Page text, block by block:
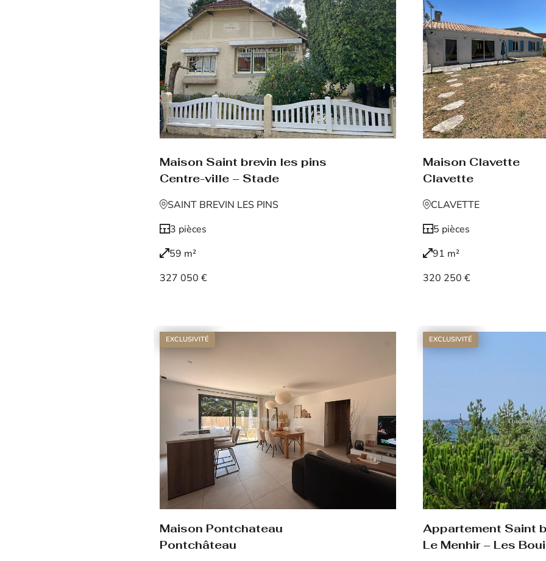
Maison Saint brevin les pins
Centre-ville – Stade
SAINT BREVIN LES PINS
3 pièces
59 m²
327 050 €
Maison Clavette
Clavette
CLAVETTE
5 pièces
91 m²
320 250 €
EXCLUSIVITÉ
Maison Pontchateau
Pontchâteau
EXCLUSIVITÉ
Appartement Saint
Le Menhir – Les